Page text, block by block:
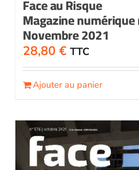
Face au Risque
Magazine
Novembre 2021
28,80 € TTC
Ajouter au panier